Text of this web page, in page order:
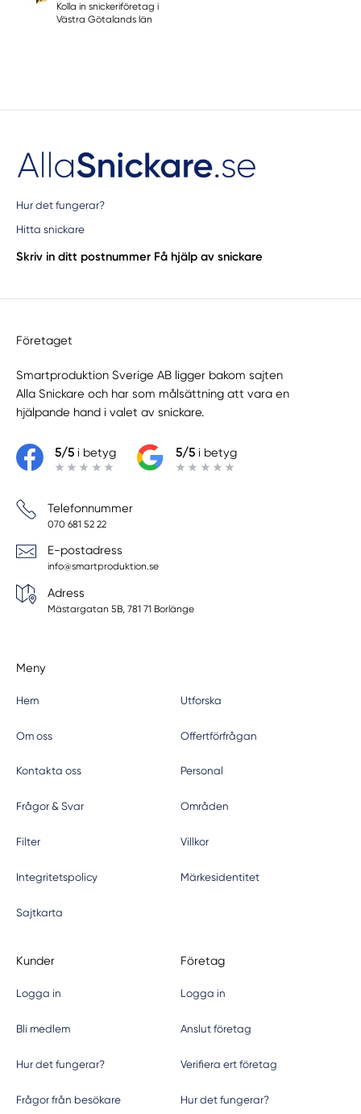
Kolla in snickeriföretag i
Västra Götalands län
Hur det fungerar?
Hitta snickare
Skriv in ditt postnummer Få hjälp av snickare
Företaget
Smartproduktion Sverige AB ligger bakom sajten
Alla Snickare och har som målsättning att vara en
hjälpande hand i valet av snickare.
5/5i betyg 5/5i betyg
Telefonnummer
070 681 52 22
E-postadress
info@smartproduktion.se
Adress
Mästargatan 5B, 781 71 Borlänge
Meny
Hem Utforska
Om oss Offertförfrågan
Kontakta oss Personal
Frågor & Svar Områden
Filter Villkor
Integritetspolicy Märkesidentitet
Sajtkarta
Kunder
Logga in
Bli medlem
Hur det fungerar?
Frågor från besökare
Företag
Logga in
Anslut företag
Verifiera ert företag
Hur det fungerar?